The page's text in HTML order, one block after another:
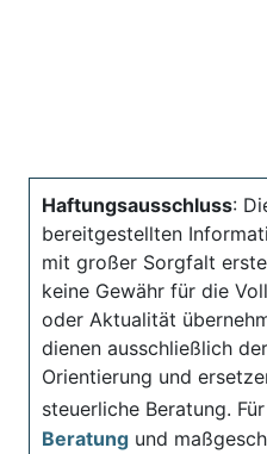
Haftungsausschluss:
bereitgestellten
mit großer Sorgfalt
keine Gewähr für die
oder Aktualität
dienen ausschließlich
Orientierung und
steuerliche Beratung.
Beratung und